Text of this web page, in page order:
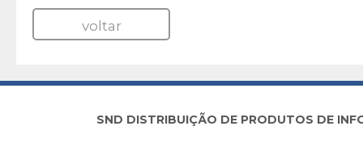
voltar
SND DISTRIBUIÇÃO DE PRODUTOS DE